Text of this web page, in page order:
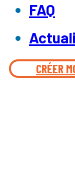
FAQ
CRÉER